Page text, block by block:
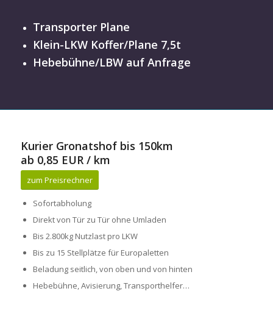
Transporter Plane
Klein-LKW Koffer/Plane 7,5t
Hebebühne/LBW auf Anfrage
Kurier Gronatshof bis 150km
ab 0,85 EUR / km
zum Preisrechner
Sofortabholung
Direkt von Tür zu Tür ohne Umladen
Bis 2.800kg Nutzlast pro LKW
Bis zu 15 Stellplätze für Europaletten
Beladung seitlich, von oben und von hinten
Hebebühne, Avisierung, Transporthelfer…